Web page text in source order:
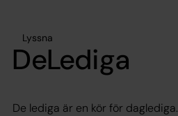
Lyssna
DeLediga
De lediga är en kör för daglediga.